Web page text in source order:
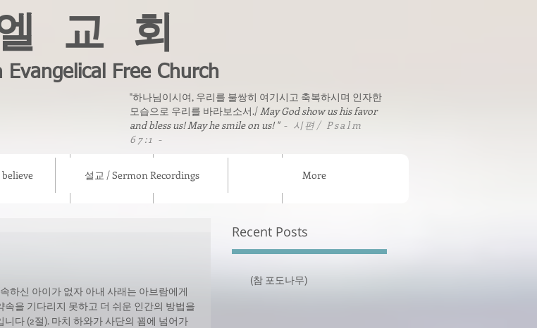
교 회
Evangelical Free Church
"하나님이시여, 우리를 불쌍히 여기시고 축복하시며 인자한
모습으로 우리를 바라보소서./May God show us his favor
and bless us! May he smile on us! " - 시편/ Psalm
67:1 -
Recordings 칼럼/ Column 선교소식/ Mission News 연락처 / Contact
설교 / Sermon Recordings More
하신 아이가 없자 아내 사래는 아브람에게
속을 기다리지 못하고 더 쉬운 인간의 방법을
다 (2절). 마치 하와가 사단의 꾐에 넘어가
Recent Posts
(참 포도나무)